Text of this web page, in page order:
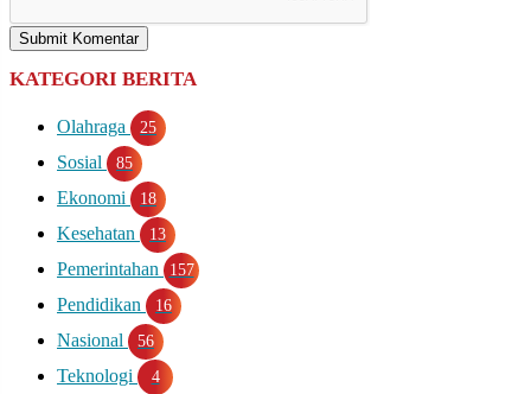
Submit Komentar
KATEGORI BERITA
Olahraga 25
Sosial 85
Ekonomi 18
Kesehatan 13
Pemerintahan 157
Pendidikan 16
Nasional 56
Teknologi 4